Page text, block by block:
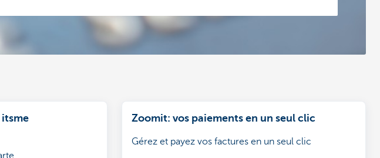
itsme Zoomit: vos paiements en un seul clic
Gérez et payez vos factures en un seul clic